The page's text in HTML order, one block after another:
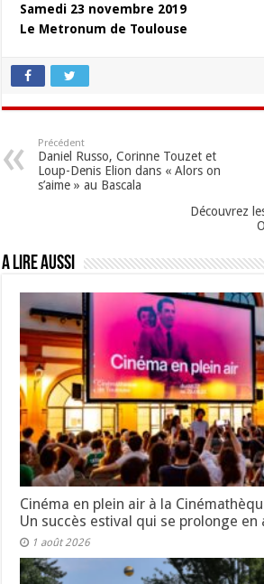
Samedi 23 novembre 2019
Le Metronum de Toulouse
Précédent
Daniel Russo, Corinne Touzet et
Loup-Denis Elion dans « Alors on
s’aime » au Bascala
Découvrez
A lire aussi
Cinéma en plein air à la
Un succès estival qui se prolonge en
1 août 2026